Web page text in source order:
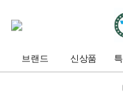
브랜드 신상품